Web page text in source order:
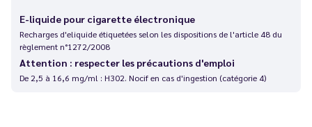
E-liquide pour cigarette électronique
Recharges d'eliquide étiquetées selon les dispositions de l'article 48 du
règlement n°1272/2008
Attention : respecter les précautions d'emploi
De 2,5 à 16,6 mg/ml : H302. Nocif en cas d'ingestion (catégorie 4)